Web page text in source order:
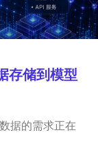
存储到模型
据的需求正在